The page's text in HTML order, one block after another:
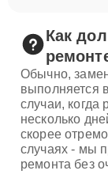
Как
Обычно,
выполняется
случаи, когда
несколько
скорее
случаях - мы
ремонта без